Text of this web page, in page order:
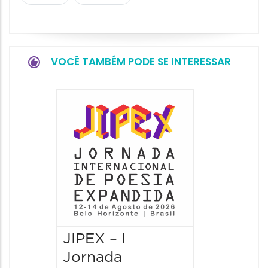
VOCÊ TAMBÉM PODE SE INTERESSAR
JIPEX – I
Jornada